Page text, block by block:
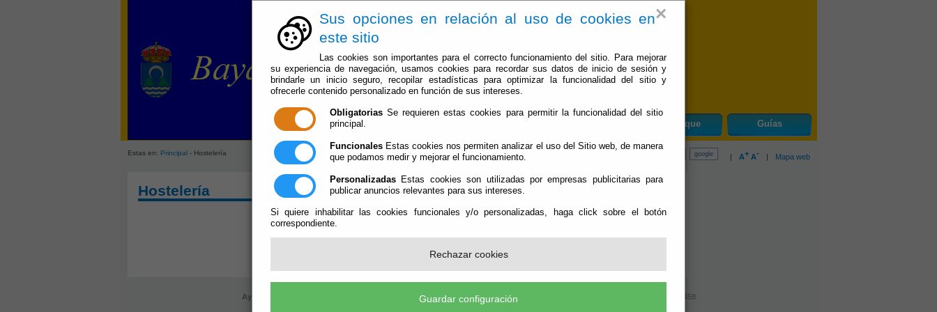
×
Sus opciones en relación al uso de cookies en
este sitio
Las cookies son importantes para el correcto funcionamiento del sitio. Para mejorar
su experiencia de navegación, usamos cookies para recordar sus datos de inicio de sesión y
brindarle un inicio seguro, recopilar estadísticas para optimizar la funcionalidad del sitio y
ofrecerle contenido personalizado en función de sus intereses.
Obligatorias Se requieren estas cookies para permitir la funcionalidad del sitio
principal.
Funcionales Estas cookies nos permiten analizar el uso del Sitio web, de manera
que podamos medir y mejorar el funcionamiento.
Personalizadas Estas cookies son utilizadas por empresas publicitarias para
publicar anuncios relevantes para sus intereses.
Si quiere inhabilitar las cookies funcionales y/o personalizadas, haga click sobre el botón
correspondiente.
Rechazar cookies
Guardar configuración
Bayarque Guías
Estas en: Principal- Hostelería | A+ A- | Mapa web
Hostelería
Ayuntamiento de Bayarque (CIF: P-0402100-B)
- Plaza/ Benigno Asensio, 6 - 04888 Bayarque (Almería) - Teléf. y Fax: 950.420.458